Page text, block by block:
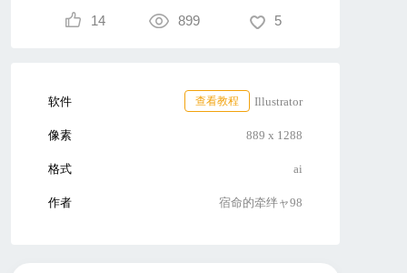
14 899 5
软件 Illustrator
查看教程
像素 889 x 1288
格式 ai
作者 宿命的牵绊ャ98